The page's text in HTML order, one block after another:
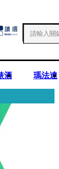
酒 瑪法達